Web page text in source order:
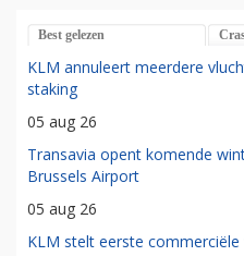
Best gelezen
KLM annuleert meerdere
staking
05 aug 26
Transavia opent komende
Brussels Airport
05 aug 26
KLM stelt eerste